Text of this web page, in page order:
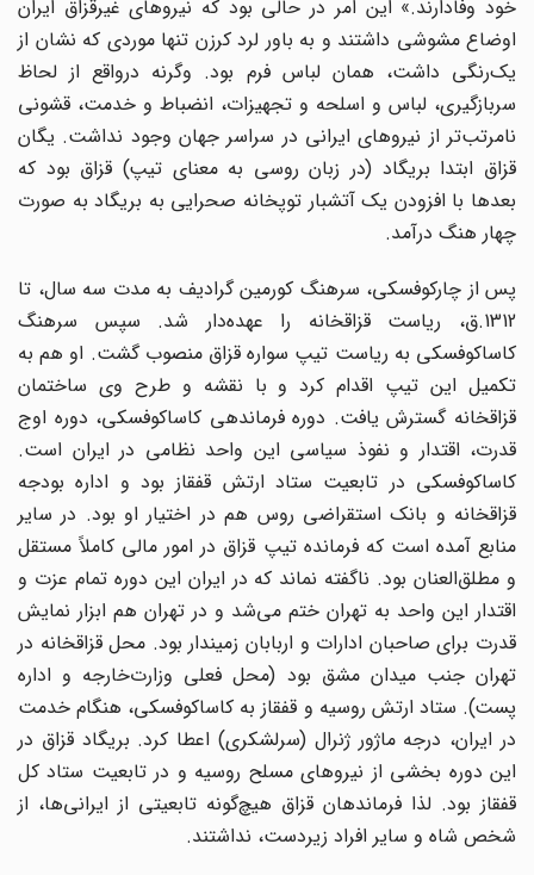
خود وفادارند.» این امر در حالی بود که نیروهای غیرقزاق ایران
اوضاع مشوشی داشتند و به باور لرد کرزن تنها موردی که نشان از
یک‌رنگی داشت، همان لباس فرم بود. وگرنه درواقع از لحاظ
سربازگیری، لباس و اسلحه و تجهیزات، انضباط و خدمت، قشونی
نامرتب‌تر از نیروهای ایرانی در سراسر جهان وجود نداشت. یگان
قزاق ابتدا بریگاد (در زبان روسی به معنای تیپ) قزاق بود که
بعدها با افزودن یک آتشبار توپخانه صحرایی به بریگاد به صورت
چهار هنگ درآمد.
پس از چارکوفسکی، سرهنگ کورمین گرادیف به مدت سه سال، تا
1312.ق، ریاست قزاقخانه را عهد‌ه‌دار شد. سپس سرهنگ
کاساکوفسکی به ریاست تیپ سواره قزاق منصوب گشت. او هم به
تکمیل این تیپ اقدام کرد و با نقشه و طرح وی ساختمان
قزاقخانه گسترش یافت. دوره فرماندهی کاساکوفسکی، دوره اوج
قدرت، اقتدار و نفوذ سیاسی این واحد نظامی در ایران است.
کاساکوفسکی در تابعیت ستاد ارتش قفقاز بود و اداره بودجه
قزاقخانه و بانک استقراضی روس هم در اختیار او بود. در سایر
منابع آمده است که فرمانده تیپ قزاق در امور مالی کاملاً مستقل
و مطلق‌العنان بود. ناگفته نماند که در ایران این دوره تمام عزت و
اقتدار این واحد به تهران ختم می‌شد و در تهران هم ابزار نمایش
قدرت برای صاحبان ادارات و اربابان زمیندار بود. محل قزاقخانه در
تهران جنب میدان مشق بود (محل فعلی وزارت‌خارجه و اداره
پست). ستاد ارتش روسیه و قفقاز به کاساکوفسکی، هنگام خدمت
در ایران، درجه ماژور ژنرال (سرلشکری) اعطا کرد. بریگاد قزاق در
این دوره بخشی از نیروهای مسلح روسیه و در تابعیت ستاد کل
قفقاز بود. لذا فرماندهان قزاق هیچ‌گونه تابعیتی از ایرانی‌ها، از
شخص شاه و سایر افراد زیردست، نداشتند.